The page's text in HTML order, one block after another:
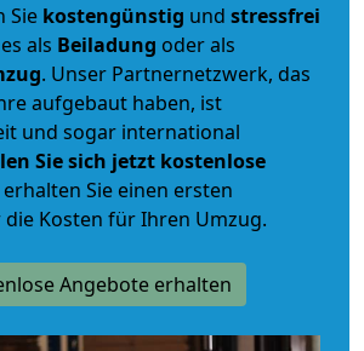
Sie kostengünstig und stressfrei
als Beiladung oder als
. Unser Partnernetzwerk, das
aufgebaut haben, ist
und sogar international
Sie sich jetzt kostenlose
Sie einen ersten
Kosten für Ihren Umzug.
Angebote erhalten